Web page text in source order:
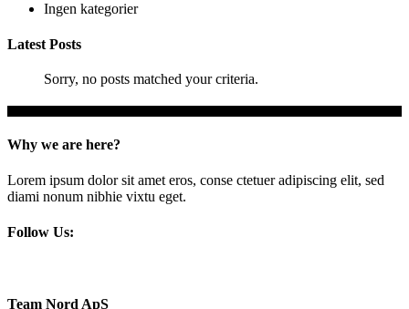
Ingen kategorier
Latest Posts
Sorry, no posts matched your criteria.
Why we are here?
Lorem ipsum dolor sit amet eros, conse ctetuer adipiscing elit, sed
diami nonum nibhie vixtu eget.
Follow Us:
Team Nord ApS